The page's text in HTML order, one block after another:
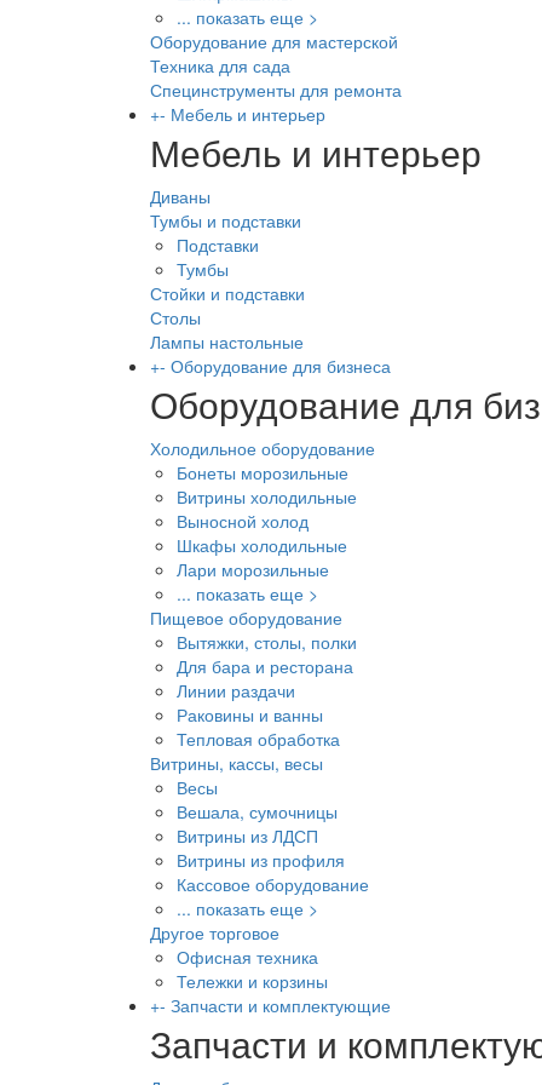
... показать еще >
Оборудование для мастерской
Техника для сада
Специнструменты для ремонта
+- Мебель и интерьер
Мебель и интерьер
Диваны
Тумбы и подставки
Подставки
Тумбы
Стойки и подставки
Столы
Лампы настольные
+- Оборудование для бизнеса
Оборудование для
Холодильное оборудование
Бонеты морозильные
Витрины холодильные
Выносной холод
Шкафы холодильные
Лари морозильные
... показать еще >
Пищевое оборудование
Вытяжки, столы, полки
Для бара и ресторана
Линии раздачи
Раковины и ванны
Тепловая обработка
Витрины, кассы, весы
Весы
Вешала, сумочницы
Витрины из ЛДСП
Витрины из профиля
Кассовое оборудование
... показать еще >
Другое торговое
Офисная техника
Тележки и корзины
+- Запчасти и комплектующие
Запчасти и